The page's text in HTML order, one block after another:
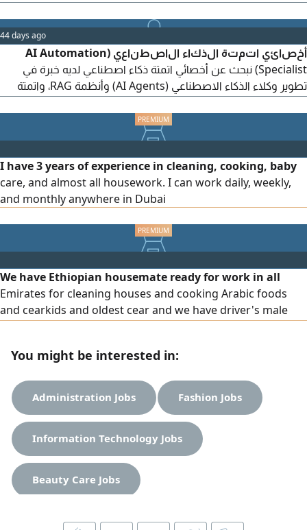
الالتزام بمواعيد العمل وحسن التعامل مع العملاء. المميزات راتب
ثابت. نسبة مجزية على أعمال الصيانة. فرصة للاستقرار والتطور
الوظيفي
44 days ago
أخصائي اتمتة الذكاء الاصطناعي (AI Automation
Specialist) نبحث عن أخصائي اتمتة ذكاء اصطناعي لديه خبرة في
تطوير وكلاء الذكاء الاصطناعي (AI Agents) وأنظمة RAG، واتمتة
I have 3 years of experience in cleaning, cooking, baby
care, and almost all housework. I can work daily, weekly,
and monthly anywhere in Dubai
We have Ethiopian housemate ready for work in all
Emirates for cleaning houses and cooking Arabic foods
and cearkids and oldest cear and we have driver's male
WhatsApp in all time of the day
You might be interested in:
Administration Jobs Fashion Jobs
Information Technology Jobs
Beauty Care Jobs
Sales And Marketing Jobs